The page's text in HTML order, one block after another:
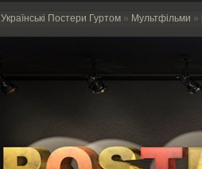
Українські Постери Гуртом » Мультфільми »